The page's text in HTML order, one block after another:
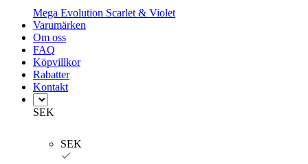
Mega Evolution Scarlet & Violet
Varumärken
Om oss
FAQ
Köpvillkor
Rabatter
Kontakt
SEK
SEK